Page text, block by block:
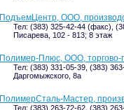
ПодъемЦентр, ООО,
Тел: (383) 325-42-44 (факс),
Писарева, 102 - 813; 8 этаж
Полимер-Плюс, ООО, торгово-
Тел: (383) 331-05-39, (383)
Даргомыжского, 8а
ПолимерСталь-Мастер,
Тел: (383) 263-72-62, (383)